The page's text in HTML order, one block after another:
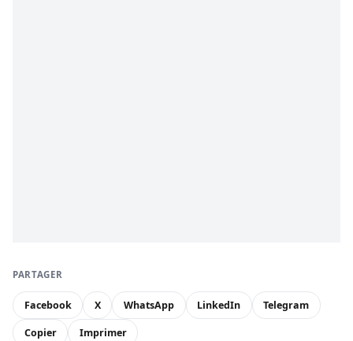
PARTAGER
Facebook X WhatsApp LinkedIn Telegram
Copier Imprimer